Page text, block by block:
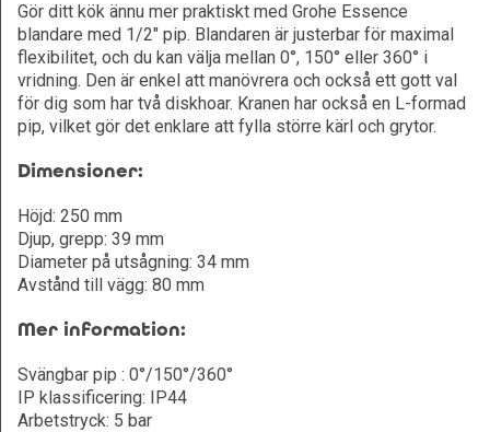
Gör ditt kök ännu mer praktiskt med Grohe Essence
blandare med 1/2" pip. Blandaren är justerbar för maximal
flexibilitet, och du kan välja mellan 0°, 150° eller 360° i
vridning. Den är enkel att manövrera och också ett gott val
för dig som har två diskhoar. Kranen har också en L-formad
pip, vilket gör det enklare att fylla större kärl och grytor.
Dimensioner:
Höjd: 250 mm
Djup, grepp: 39 mm
Diameter på utsågning: 34 mm
Avstånd till vägg: 80 mm
Mer information:
Svängbar pip : 0°/150°/360°
IP klassificering: IP44
Arbetstryck: 5 bar